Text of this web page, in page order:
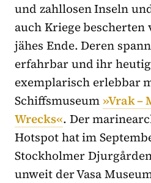
und zahllosen Inseln
auch Kriege bescherten
jähes Ende. Deren
erfahrbar und ihr
exemplarisch erlebbar
Schiffsmuseum »Vrak –
Wrecks«. Der
Hotspot hat im
Stockholmer
unweit der Vasa